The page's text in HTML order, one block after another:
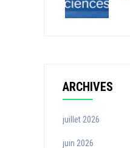
ARCHIVES
juillet 2026
juin 2026